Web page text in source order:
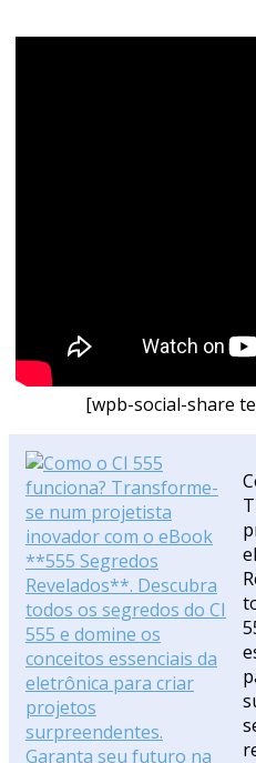
[wpb-social-share